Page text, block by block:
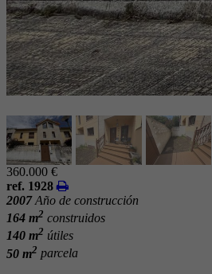
360.000 €
ref. 1928
2007Año de construcción
164 m2 construidos
140 m2 útiles
50 m2 parcela